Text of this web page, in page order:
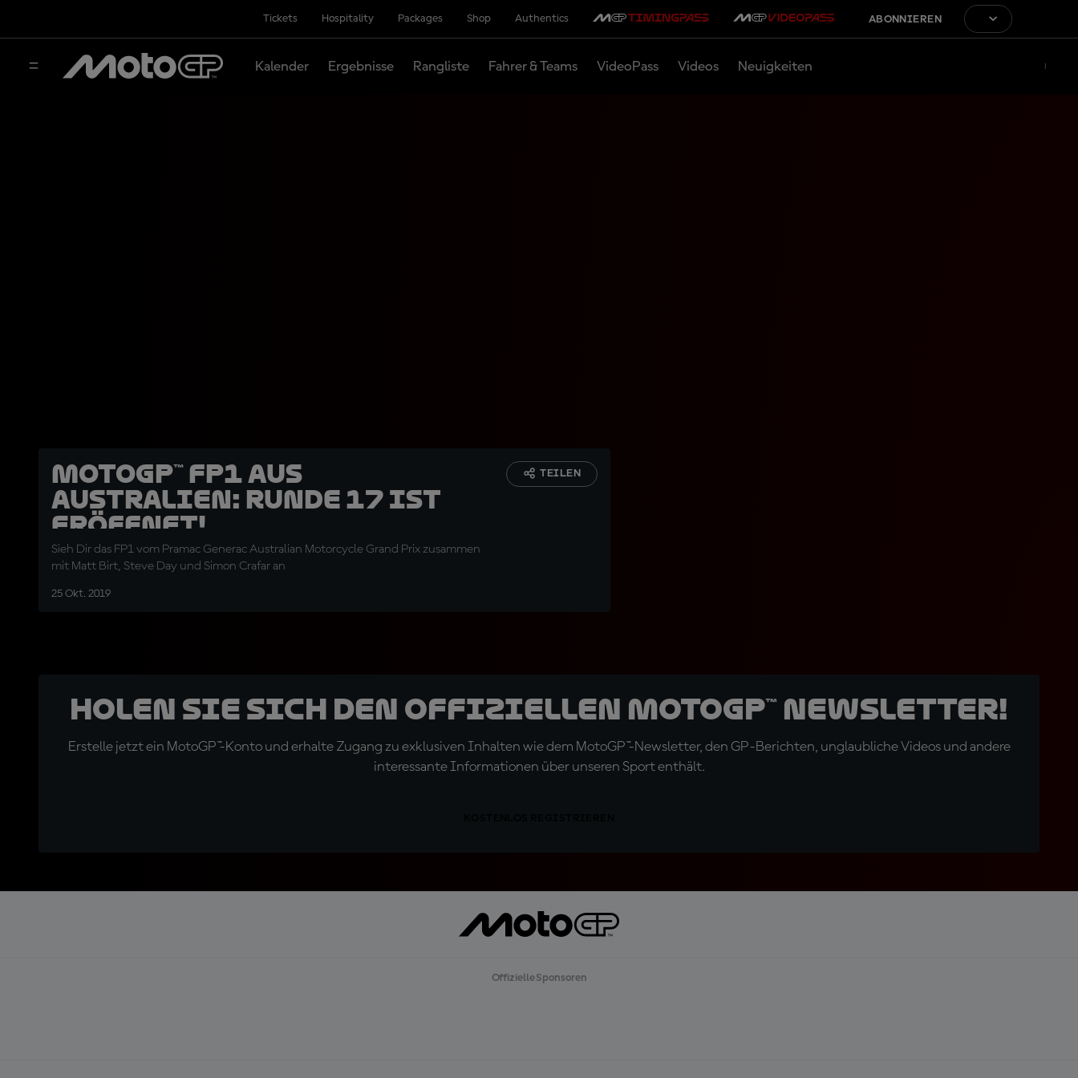
Tickets Hospitality Packages Shop Authentics ABONNIEREN
Kalender Ergebnisse Rangliste Fahrer & Teams VideoPass Videos Neuigkeiten
MotoGP™ FP1 aus
Australien: Runde 17 ist
eröffnet!
Sieh Dir das FP1 vom Pramac Generac Australian Motorcycle Grand Prix zusammen
mit Matt Birt, Steve Day und Simon Crafar an
25 Okt. 2019
TEILEN
Holen Sie sich den offiziellen MotoGP™ Newsletter!
Erstelle jetzt ein MotoGP™-Konto und erhalte Zugang zu exklusiven Inhalten wie dem MotoGP™-Newsletter, den GP-Berichten, unglaubliche Videos und andere
interessante Informationen über unseren Sport enthält.
Offizielle Sponsoren